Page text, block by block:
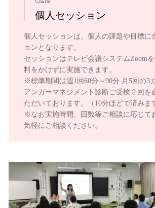
Course
個人セッション
個人セッションは、個人の課題や目標に
ョンとなります。
セッションはテレビ会議システムZoom
料をかけずに実施できます。
※標準期間は週1回60分～90分 月5回の3
アンガーマネジメント診断ご受検２回を
ただいております。（10分ほどで済みま
※なお実施時間、回数等ご相談に応じ
気軽にご相談ください。